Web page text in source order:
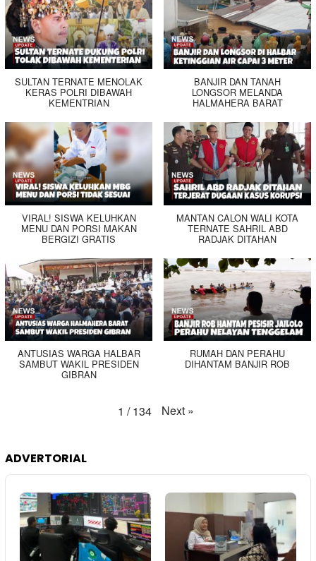
SULTAN TERNATE MENOLAK
KERAS POLRI DIBAWAH
KEMENTRIAN
BANJIR DAN TANAH
LONGSOR MELANDA
HALMAHERA BARAT
VIRAL! SISWA KELUHKAN
MENU DAN PORSI MAKAN
BERGIZI GRATIS
MANTAN CALON WALI KOTA
TERNATE SAHRIL ABD
RADJAK DITAHAN
ANTUSIAS WARGA HALBAR
SAMBUT WAKIL PRESIDEN
GIBRAN
RUMAH DAN PERAHU
DIHANTAM BANJIR ROB
1 / 134 Next »
ADVERTORIAL